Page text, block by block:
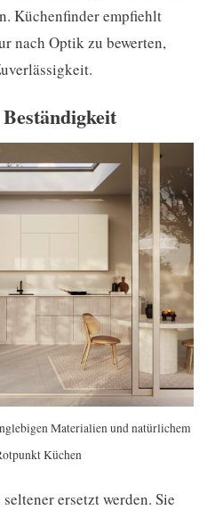
Küchenfinder empfiehlt
nach Optik zu bewerten,
Materialien und natürlichem
Küchen
ersetzt werden. Sie